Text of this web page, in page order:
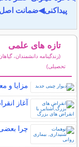
پیداکنی◀ضمانت
تازه های علمی
(زندگینامه دانشمندان،
تحصیلی)
مزایا و
آغاز
چرا